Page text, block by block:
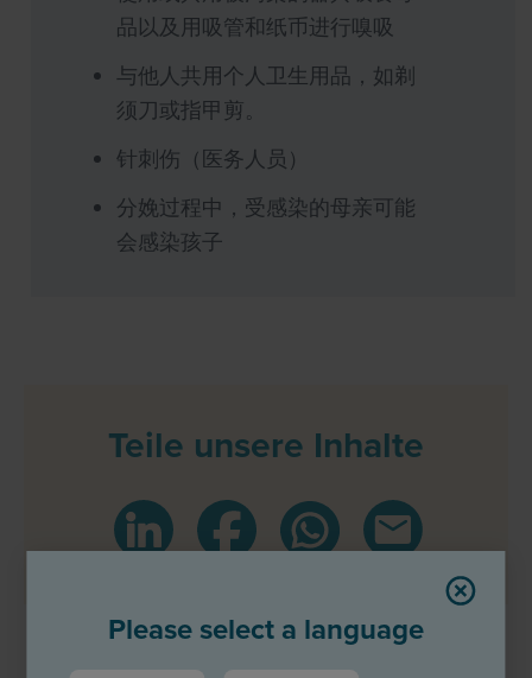
Please select a language
品以及用吸管和纸币进行嗅吸
与他人共用个人卫生用品，如剃
须刀或指甲剪。
针刺伤（医务人员）
分娩过程中，受感染的母亲可能
会感染孩子
Teile unsere Inhalte